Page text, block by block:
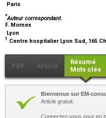
Paris
*Auteur correspondant.
F. Mornex
Lyon
1 Centre hospitalier Lyon Sud, 165
PDF Article
Résumé
Mots clés
Bienvenue sur EM-
Article gratuit.
Connectez-vous pour en